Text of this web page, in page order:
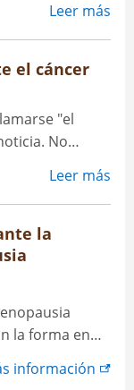
esta es
de que su
lista para
fuera de
Leer más
el cáncer
"el
No
qué
de que se
más
si se detecta
Leer más
la
la forma en
ayudar a
información